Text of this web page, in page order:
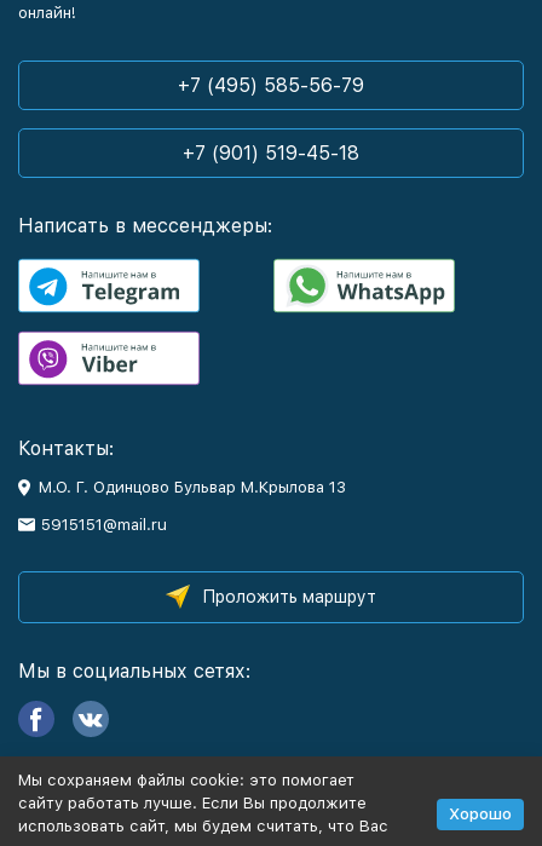
онлайн!
+7 (495) 585-56-79
+7 (901) 519-45-18
Написать в мессенджеры:
Контакты:
М.О. Г. Одинцово Бульвар М.Крылова 13
5915151@mail.ru
Проложить маршрут
Мы в социальных сетях:
Информация
Мы сохраняем файлы cookie: это помогает
сайту работать лучше. Если Вы продолжите
использовать сайт, мы будем считать, что Вас
Хорошо